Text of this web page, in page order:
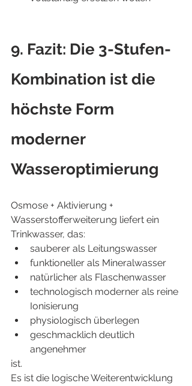
9. Fazit: Die 3-Stufen-
Kombination ist die
höchste Form
moderner
Wasseroptimierung
Osmose + Aktivierung +
Wasserstofferweiterung liefert ein
Trinkwasser, das:
sauberer als Leitungswasser
funktioneller als Mineralwasser
natürlicher als Flaschenwasser
technologisch moderner als reine
Ionisierung
physiologisch überlegen
geschmacklich deutlich
angenehmer
ist.
Es ist die logische Weiterentwicklung